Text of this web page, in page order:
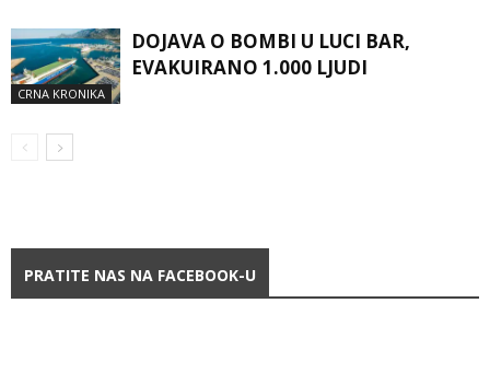
CRNA KRONIKA
DOJAVA O BOMBI U LUCI BAR,
EVAKUIRANO 1.000 LJUDI
PRATITE NAS NA FACEBOOK-U